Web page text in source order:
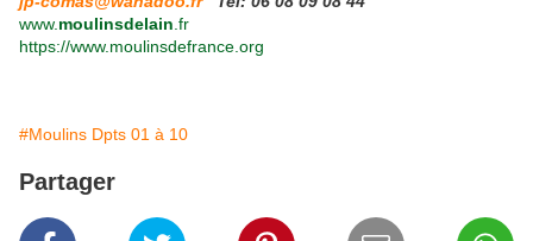
www. moulinsdelain .fr
https://www.moulinsdefrance.org
#Moulins Dpts 01 à 10
Partager